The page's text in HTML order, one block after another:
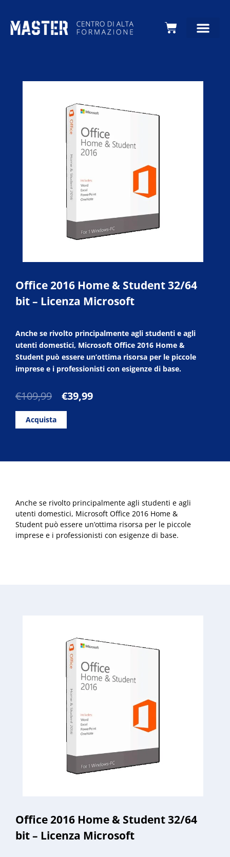
Carrello
Office 2016 Home & Student 32/64
bit – Licenza Microsoft
Anche se rivolto principalmente agli studenti e agli
utenti domestici, Microsoft Office 2016 Home &
Student può essere un’ottima risorsa per le piccole
imprese e i professionisti con esigenze di base.
€109,99
Il
era:
€39,99Il
Acquista
Anche se rivolto principalmente agli studenti e agli
utenti domestici, Microsoft Office 2016 Home &
Student può essere un’ottima risorsa per le piccole
imprese e i professionisti con esigenze di base.
Office 2016 Home & Student 32/64
bit – Licenza Microsoft